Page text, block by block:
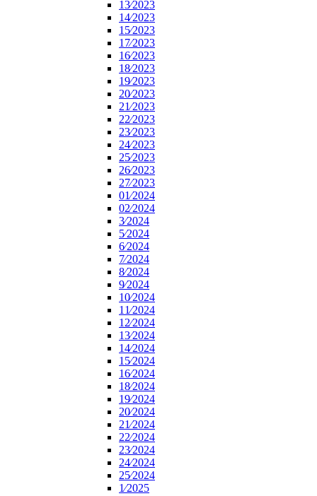
13⁄2023
14⁄2023
15⁄2023
17⁄2023
16⁄2023
18⁄2023
19⁄2023
20⁄2023
21⁄2023
22⁄2023
23⁄2023
24⁄2023
25⁄2023
26⁄2023
27⁄2023
01⁄2024
02⁄2024
3⁄2024
5⁄2024
6⁄2024
7⁄2024
8⁄2024
9⁄2024
10⁄2024
11⁄2024
12⁄2024
13⁄2024
14⁄2024
15⁄2024
16⁄2024
18⁄2024
19⁄2024
20⁄2024
21⁄2024
22⁄2024
23⁄2024
24⁄2024
25⁄2024
1⁄2025